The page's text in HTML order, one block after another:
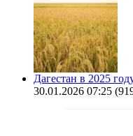
Дагестан в 2025
30.01.2026 07:25